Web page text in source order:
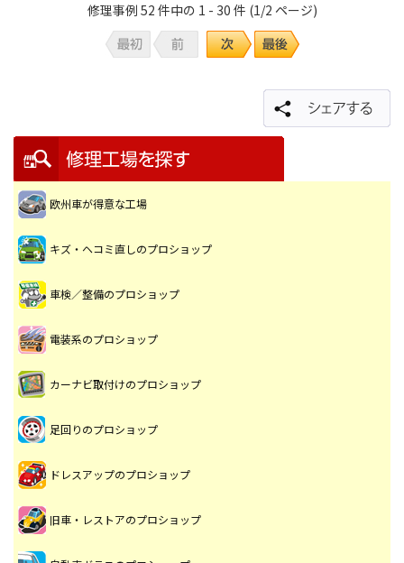
修理事例 52 件中の 1 - 30 件 (1/2 ページ)
欧州車が得意な工場
キズ・ヘコミ直しのプロショップ
車検／整備のプロショップ
電装系のプロショップ
カーナビ取付けのプロショップ
足回りのプロショップ
ドレスアップのプロショップ
旧車・レストアのプロショップ